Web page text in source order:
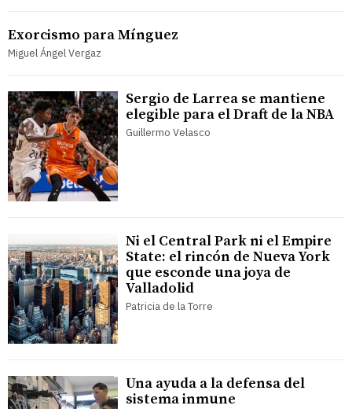
Exorcismo para Mínguez
Miguel Ángel Vergaz
Sergio de Larrea se mantiene
elegible para el Draft de la NBA
Guillermo Velasco
Ni el Central Park ni el Empire
State: el rincón de Nueva York
que esconde una joya de
Valladolid
Patricia de la Torre
Una ayuda a la defensa del
sistema inmune